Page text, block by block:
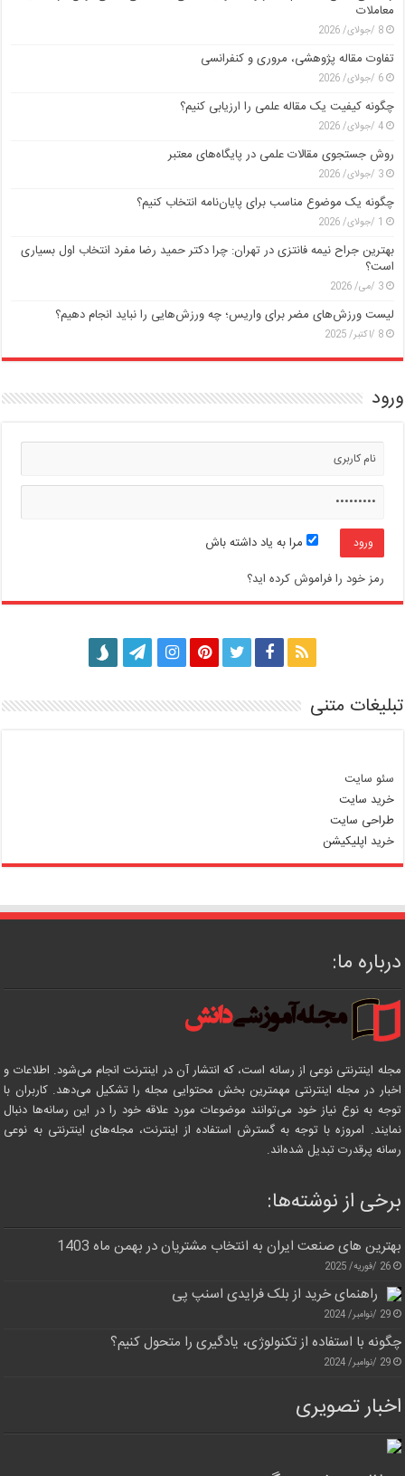
معاملات
8 /جولای/ 2026
تفاوت مقاله پژوهشی، مروری و کنفرانسی
6 /جولای/ 2026
چگونه کیفیت یک مقاله علمی را ارزیابی کنیم؟
4 /جولای/ 2026
روش جستجوی مقالات علمی در پایگاه‌های معتبر
3 /جولای/ 2026
چگونه یک موضوع مناسب برای پایان‌نامه انتخاب کنیم؟
1 /جولای/ 2026
بهترین جراح نیمه فانتزی در تهران: چرا دکتر حمید رضا مفرد انتخاب اول بسیاری
است؟
3 /می/ 2026
لیست ورزش‌های مضر برای واریس؛ چه ورزش‌هایی را نباید انجام دهیم؟
8 /اکتبر/ 2025
ورود
مرا به یاد داشته باش
رمز خود را فراموش کرده اید؟
تبلیغات متنی
سئو سایت
خرید سایت
طراحی سایت
خرید اپلیکیشن
درباره ما:
مجله اینترنتی نوعی از رسانه است، که انتشار آن در اینترنت انجام می‌شود. اطلاعات و
اخبار در مجله اینترنتی مهمترین بخش محتوایی مجله را تشکیل می‌دهد. کاربران با
توجه به نوع نیاز خود می‌توانند موضوعات مورد علاقه خود را در این رسانه‌ها دنبال
نمایند. امروزه با توجه به گسترش استفاده از اینترنت، مجله‌های اینترنتی به نوعی
رسانه پرقدرت تبدیل شده‌اند.
برخی از نوشته‌ها:
بهترین های صنعت ایران به انتخاب مشتریان در بهمن ماه 1403
26 /فوریه/ 2025
راهنمای خرید از بلک فرایدی اسنپ پی
29 /نوامبر/ 2024
چگونه با استفاده از تکنولوژی، یادگیری را متحول کنیم؟
29 /نوامبر/ 2024
اخبار تصویری